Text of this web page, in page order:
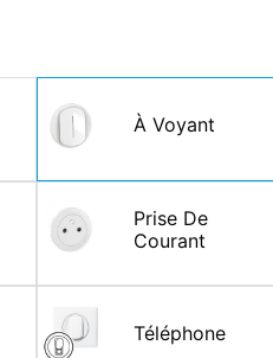
À Voyant
Prise De
Courant
Téléphone